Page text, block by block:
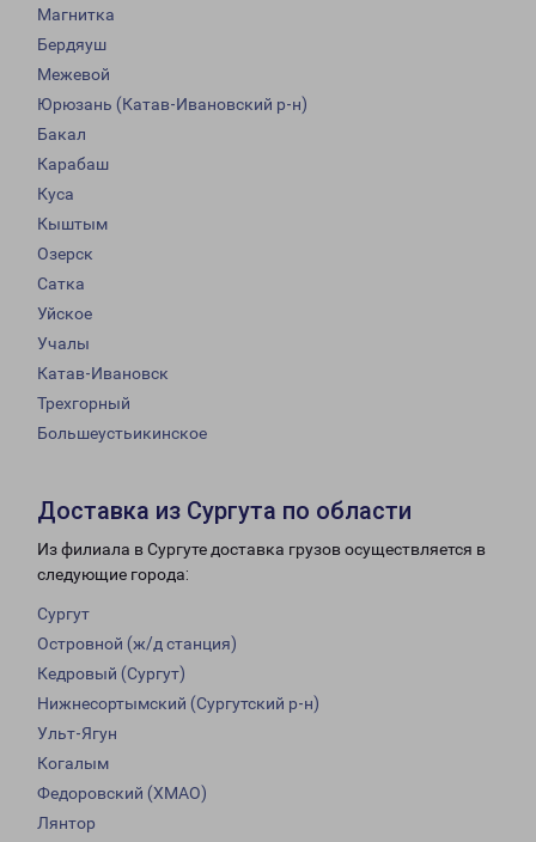
Магнитка
Бердяуш
Межевой
Юрюзань (Катав-Ивановский р-н)
Бакал
Карабаш
Куса
Кыштым
Озерск
Сатка
Уйское
Учалы
Катав-Ивановск
Трехгорный
Большеустьикинское
Доставка из Сургута по области
Из филиала в Сургуте доставка грузов осуществляется в
следующие города:
Сургут
Островной (ж/д станция)
Кедровый (Сургут)
Нижнесортымский (Сургутский р-н)
Ульт-Ягун
Когалым
Федоровский (ХМАО)
Лянтор